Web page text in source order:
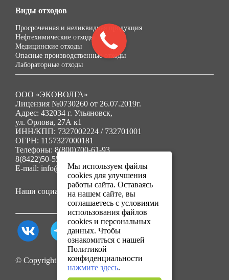
Виды отходов
Просроченная и неликвидная продукция
Нефтехимические отходы
Медицинские отходы
Опасные производственные отходы
Лабораторные отходы
ООО «ЭКОВОЛГА»
Лицензия №0730260 от 26.07.2019г.
Адрес: 432034 г. Ульяновск,
ул. Орлова, 27А к1
ИНН/КПП: 7327002224 / 732701001
ОГРН: 1157327000181
Телефоны: 8(800)700-61-93
8(8422)50-55-91
E-mail: info@ecovolga73.ru
Наши социальные сети:
© Copyright 2025. Все права защищены.
Мы используем файлы
cookies для улучшения
работы сайта. Оставаясь
на нашем сайте, вы
соглашаетесь с условиями
использования файлов
cookies и персональных
данных. Чтобы
ознакомиться с нашей
Политикой
конфиденциальности
нажмите здесь.